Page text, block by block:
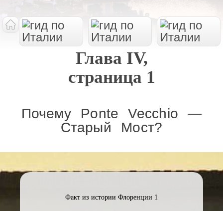
Глава IV,
страница 1
Почему Ponte Vecchio —
Старый Мост?
Факт из истории Флоренции 1